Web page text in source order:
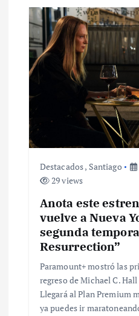
ó
n
d
e
e
Destacados, Santiago
29 views
Anota este
vuelve a Nueva
segunda
Resurrection”
Paramount+ mostró las
regreso de Michael C.
Llegará al Plan Premium
ya puedes ir